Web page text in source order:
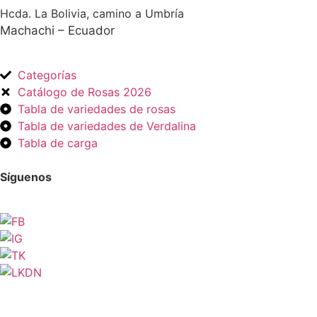
Hcda. La Bolivia, camino a Umbría
Machachi – Ecuador
Categorías
Catálogo de Rosas 2026
Tabla de variedades de rosas
Tabla de variedades de Verdalina
Tabla de carga
Síguenos